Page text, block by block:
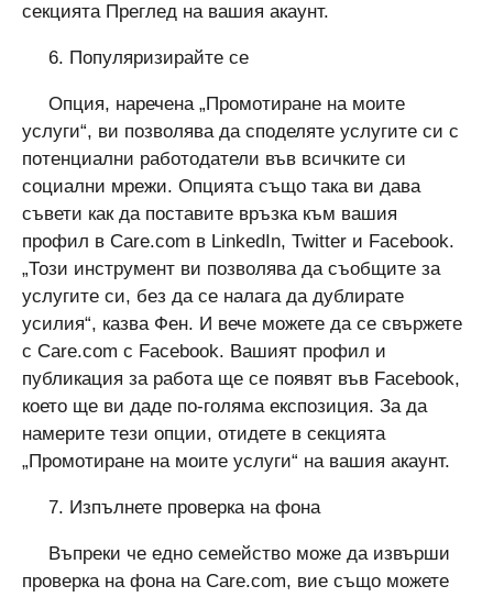
секцията Преглед на вашия акаунт.
6. Популяризирайте се
Опция, наречена „Промотиране на моите
услуги“, ви позволява да споделяте услугите си с
потенциални работодатели във всичките си
социални мрежи. Опцията също така ви дава
съвети как да поставите връзка към вашия
профил в Care.com в LinkedIn, Twitter и Facebook.
„Този ​​инструмент ви позволява да съобщите за
услугите си, без да се налага да дублирате
усилия“, казва Фен. И вече можете да се свържете
с Care.com с Facebook. Вашият профил и
публикация за работа ще се появят във Facebook,
което ще ви даде по-голяма експозиция. За да
намерите тези опции, отидете в секцията
„Промотиране на моите услуги“ на вашия акаунт.
7. Изпълнете проверка на фона
Въпреки че едно семейство може да извърши
проверка на фона на Care.com, вие също можете